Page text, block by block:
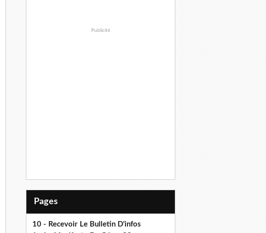
Publicité
Pages
10 - Recevoir Le Bulletin D'infos